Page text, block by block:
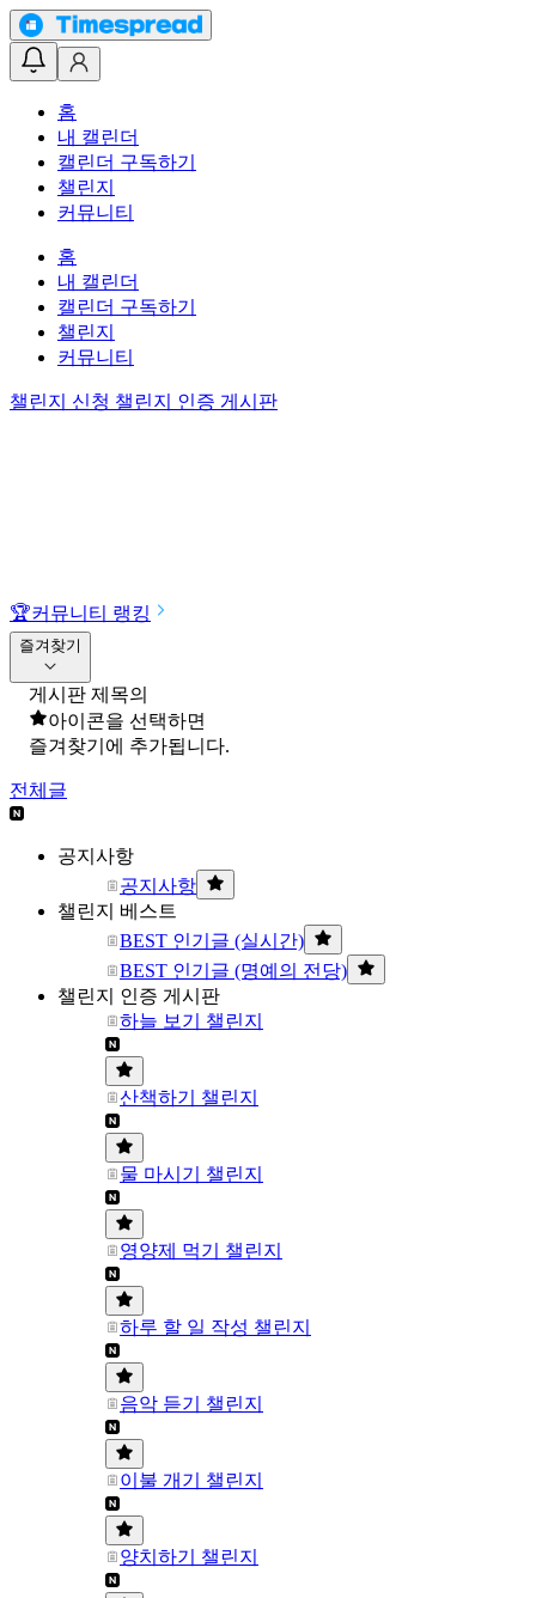
홈
내 캘린더
캘린더 구독하기
챌린지
커뮤니티
홈
내 캘린더
캘린더 구독하기
챌린지
커뮤니티
챌린지 신청 챌린지 인증 게시판
🏆커뮤니티 랭킹
즐겨찾기
게시판 제목의
아이콘을 선택하면
즐겨찾기에 추가됩니다.
전체글
공지사항
공지사항
챌린지 베스트
BEST 인기글 (실시간)
BEST 인기글 (명예의 전당)
챌린지 인증 게시판
하늘 보기 챌린지
산책하기 챌린지
물 마시기 챌린지
영양제 먹기 챌린지
하루 할 일 작성 챌린지
음악 듣기 챌린지
이불 개기 챌린지
양치하기 챌린지